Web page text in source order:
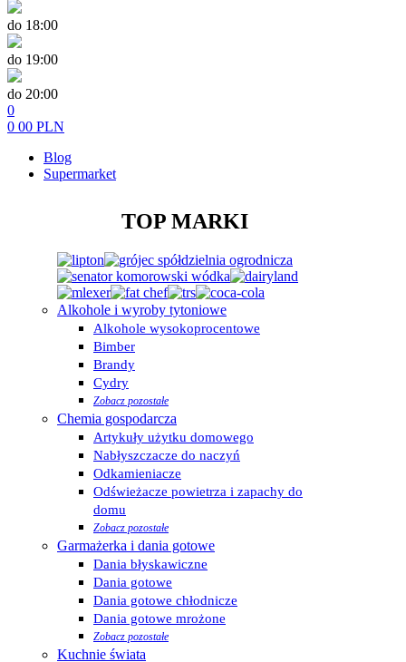
do 18:00
do 19:00
do 20:00
0
0 00 PLN
Blog
Supermarket
TOP MARKI
Alkohole i wyroby tytoniowe
Alkohole wysokoprocentowe
Bimber
Brandy
Cydry
Zobacz pozostałe
Chemia gospodarcza
Artykuły użytku domowego
Nabłyszczacze do naczyń
Odkamieniacze
Odświeżacze powietrza i zapachy do
domu
Zobacz pozostałe
Garmażerka i dania gotowe
Dania błyskawiczne
Dania gotowe
Dania gotowe chłodnicze
Dania gotowe mrożone
Zobacz pozostałe
Kuchnie świata